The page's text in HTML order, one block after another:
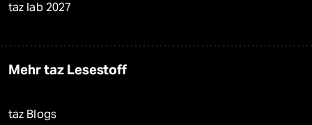
taz lab 2027
Mehr taz Lesestoff
taz Blogs